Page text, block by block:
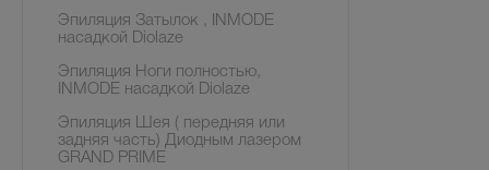
Эпиляция Затылок , INMODE
насадкой Diolaze
Эпиляция Ноги полностью,
INMODE насадкой Diolaze
Эпиляция Шея ( передняя или
задняя часть) Диодным лазером
GRAND PRIME